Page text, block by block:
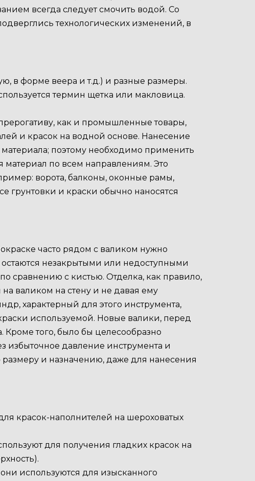
всегда следует смочить водой. Со
технологических изменений, в
в форме веера и т.д.) и разные размеры.
термин щетка или макловица.
как и промышленные товары,
и красок на водной основе. Нанесение
поэтому необходимо применить
материал по всем направлениям. Это
ворота, балконы, оконные рамы,
грунтовки и краски обычно наносятся
часто рядом с валиком нужно
остаются незакрытыми или недоступными
сравнению с кистью. Отделка, как правило,
валиком на стену и не давая ему
характерный для этого инструмента,
используемой. Новые валики, перед
Кроме того, было бы целесообразно
избыточное давление инструмента и
и назначению, даже для нанесения
красок-наполнителей на шероховатых
для получения гладких красок на
используются для изысканного